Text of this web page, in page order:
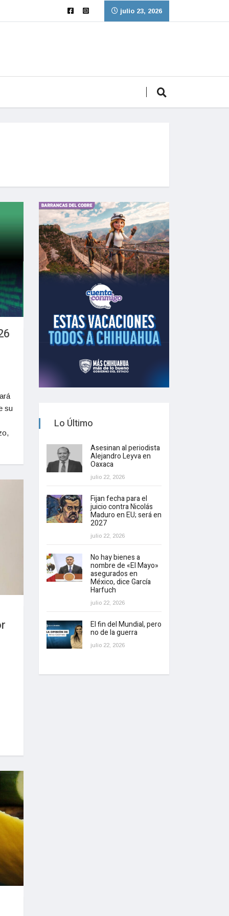
julio 23, 2026
su
Lo Último
Asesinan al periodista
Alejandro Leyva en
Oaxaca
julio 22, 2026
Fijan fecha para el
juicio contra Nicolás
Maduro en EU; será en
2027
julio 22, 2026
No hay bienes a
nombre de «El Mayo»
asegurados en
México, dice García
Harfuch
julio 22, 2026
El fin del Mundial, pero
no de la guerra
julio 22, 2026